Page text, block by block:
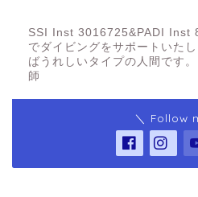
SSI Inst 3016725&PADI Inst
でダイビングをサポートいた
ばうれしいタイプの人間です
師
＼ Follow